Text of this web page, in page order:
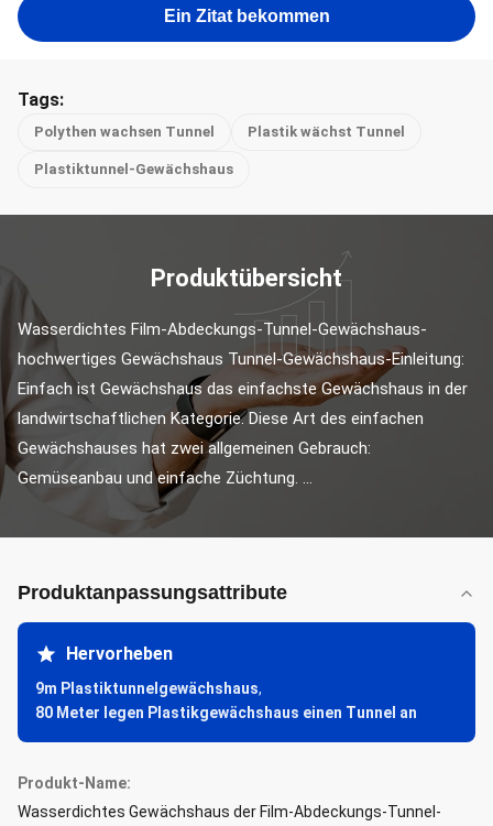
Ein Zitat bekommen
Tags:
Polythen wachsen Tunnel Plastik wächst Tunnel
Plastiktunnel-Gewächshaus
Produktübersicht
Wasserdichtes Film-Abdeckungs-Tunnel-Gewächshaus-
hochwertiges Gewächshaus Tunnel-Gewächshaus-Einleitung:
Einfach ist Gewächshaus das einfachste Gewächshaus in der
landwirtschaftlichen Kategorie. Diese Art des einfachen
Gewächshauses hat zwei allgemeinen Gebrauch:
Gemüseanbau und einfache Züchtung. ...
Produktanpassungsattribute
Hervorheben
9m Plastiktunnelgewächshaus,
80 Meter legen Plastikgewächshaus einen Tunnel an
Produkt-Name:
Wasserdichtes Gewächshaus der Film-Abdeckungs-Tunnel-